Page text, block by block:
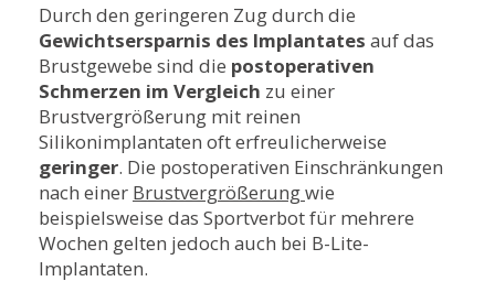
Durch den geringeren Zug durch die
Gewichtsersparnis des Implantates auf das
Brustgewebe sind die postoperativen
Schmerzen im Vergleich zu einer
Brustvergrößerung mit reinen
Silikonimplantaten oft erfreulicherweise
geringer. Die postoperativen Einschränkungen
nach einer Brustvergrößerungwie
beispielsweise das Sportverbot für mehrere
Wochen gelten jedoch auch bei B-Lite-
Implantaten.